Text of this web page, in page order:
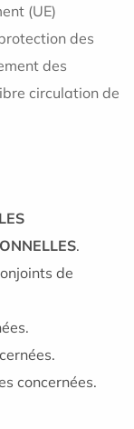
(UE)
des
des
circulation de
.
de
concernées.